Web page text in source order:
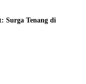
Surga Tenang di